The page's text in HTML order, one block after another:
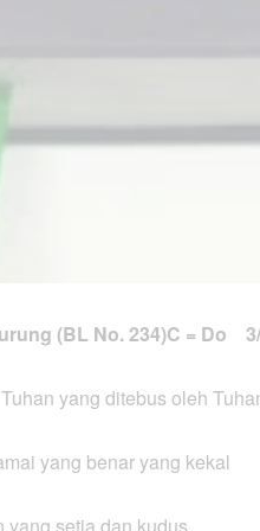
(BL No. 234)C = Do
yang ditebus oleh
yang benar yang kekal
yang setia dan kudus